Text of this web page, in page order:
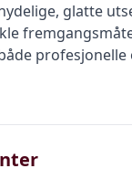
glatte
profesjonelle